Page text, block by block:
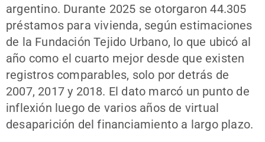
argentino. Durante 2025 se otorgaron 44.305
préstamos para vivienda, según estimaciones
de la Fundación Tejido Urbano, lo que ubicó al
año como el cuarto mejor desde que existen
registros comparables, solo por detrás de
2007, 2017 y 2018. El dato marcó un punto de
inflexión luego de varios años de virtual
desaparición del financiamiento a largo plazo.